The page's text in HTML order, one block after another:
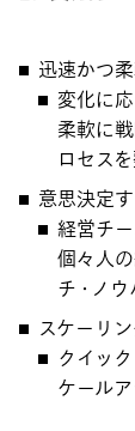
迅速かつ
変化に
柔軟に
ロセス
意思決定
経営チ
個々人
チ・ノ
スケーリ
クイッ
ケール